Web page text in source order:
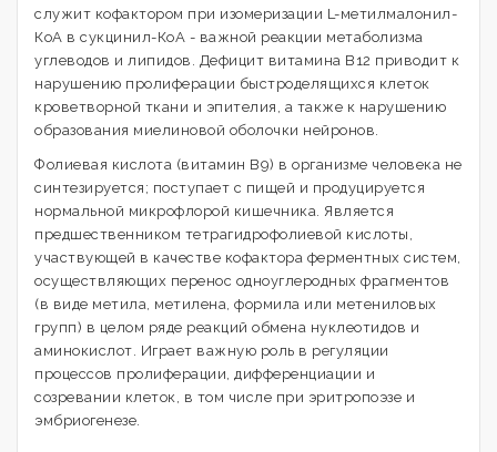
служит кофактором при изомеризации L-метилмалонил-
КоА в сукцинил-КоА - важной реакции метаболизма
углеводов и липидов. Дефицит витамина В12 приводит к
нарушению пролиферации быстроделящихся клеток
кроветворной ткани и эпителия, а также к нарушению
образования миелиновой оболочки нейронов.
Фолиевая кислота (витамин В9) в организме человека не
синтезируется; поступает с пищей и продуцируется
нормальной микрофлорой кишечника. Является
предшественником тетрагидрофолиевой кислоты,
участвующей в качестве кофактора ферментных систем,
осуществляющих перенос одноуглеродных фрагментов
(в виде метила, метилена, формила или метениловых
групп) в целом ряде реакций обмена нуклеотидов и
аминокислот. Играет важную роль в регуляции
процессов пролиферации, дифференциации и
созревании клеток, в том числе при эритропоэзе и
эмбриогенезе.